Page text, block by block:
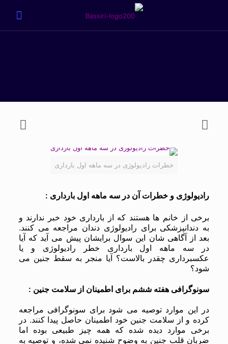
خطرات رادیولوژی در سه ماهه اول بارداری
رادیولوژی و خطرات آن در سه ماهه اول بارداری :
برخی از خانم ها هستند که از بارداری خود خبر ندارند و
به دندانپزشکی برای رادیولوژی دندان مراجعه می کنند.
بعد از آگاهی شان این سوال برایشان پیش می آید که آیا
در سه ماهه اول بارداری خطر رادیولوژی و یا
عکسبرداری چقدر بالاست؟ آیا منجر به سقط جنین می
شود؟
سونوگرافی هفته ششم برای اطمینان از سلامت جنین :
در این موارد توصیه می شود برای سونوگرافی مراجعه
کرده و از سلامت جنین خود اطمینان حاصل پیدا کنند. در
برخی موارد دیده شده که همه چیز طبیعی بوده اما
ضربان قلب جنین به وضوح شنیده نمی شده، و توصیه به